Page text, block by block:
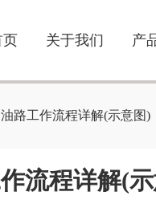
页 关于我们 产
路工作流程详解(示意图)
流程详解(